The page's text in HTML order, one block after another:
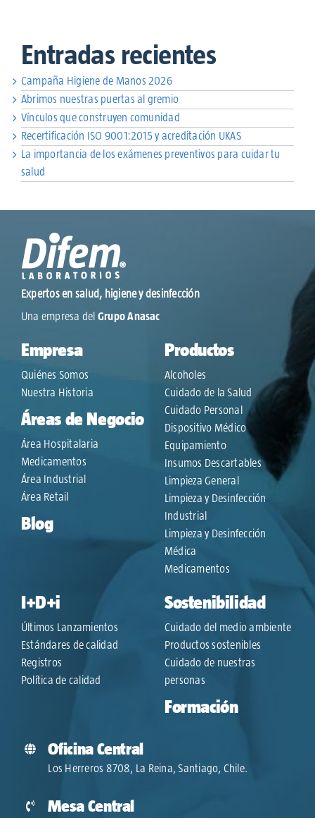
Entradas recientes
Campaña Higiene de Manos 2026
Abrimos nuestras puertas al gremio
Vínculos que construyen comunidad
Recertificación ISO 9001:2015 y acreditación UKAS
La importancia de los exámenes preventivos para cuidar tu
salud
Expertos en salud, higiene y desinfección
Una empresa del Grupo Anasac
Empresa
Quiénes Somos
Nuestra Historia
Áreas de Negocio
Área Hospitalaria
Medicamentos
Área Industrial
Área Retail
Blog
Productos
Alcoholes
Cuidado de la Salud
Cuidado Personal
Dispositivo Médico
Equipamiento
Insumos Descartables
Limpieza General
Limpieza y Desinfección
Industrial
Limpieza y Desinfección
Médica
Medicamentos
I+D+i
Últimos Lanzamientos
Estándares de calidad
Registros
Política de calidad
Sostenibilidad
Cuidado del medio ambiente
Productos sostenibles
Cuidado de nuestras
personas
Formación
Oficina Central
Los Herreros 8708, La Reina, Santiago, Chile.
Mesa Central